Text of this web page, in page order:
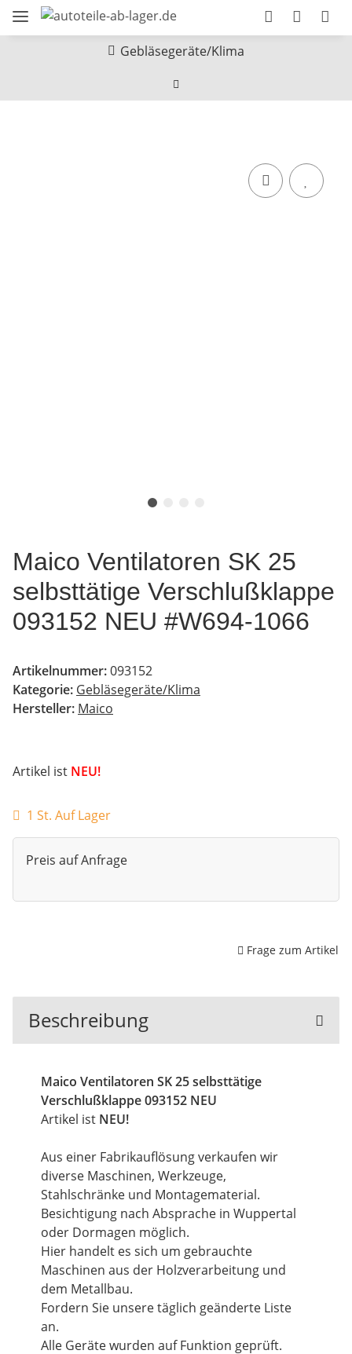
Gebläsegeräte/Klima
Maico Ventilatoren SK 25
selbsttätige Verschlußklappe
093152 NEU #W694-1066
Artikelnummer:093152
Kategorie: Gebläsegeräte/Klima
Hersteller: Maico
Artikel ist NEU!
1 St. Auf Lager
Preis auf Anfrage
Frage zum Artikel
Beschreibung
Maico Ventilatoren SK 25 selbsttätige
Verschlußklappe 093152 NEU
Artikel ist NEU!
Aus einer Fabrikauflösung verkaufen wir
diverse Maschinen, Werkzeuge,
Stahlschränke und Montagematerial.
Besichtigung nach Absprache in Wuppertal
oder Dormagen möglich.
Hier handelt es sich um gebrauchte
Maschinen aus der Holzverarbeitung und
dem Metallbau.
Fordern Sie unsere täglich geänderte Liste
an.
Alle Geräte wurden auf Funktion geprüft.